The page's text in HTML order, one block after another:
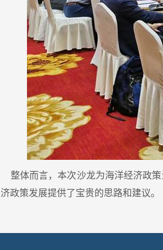
整体而言，本次沙龙为海洋经济政
济政策发展提供了宝贵的思路和建议。